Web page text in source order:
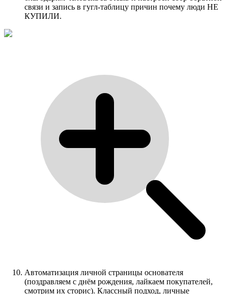
связи и запись в гугл-таблицу причин почему люди НЕ
КУПИЛИ.
Автоматизация личной страницы основателя
(поздравляем с днём рождения, лайкаем покупателей,
смотрим их сторис). Классный подход, личные